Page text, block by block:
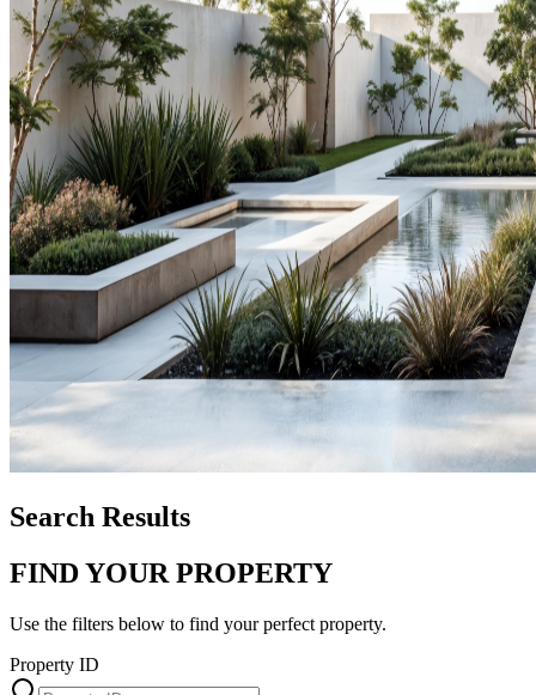
Search Results
FIND YOUR PROPERTY
Use the filters below to find your perfect property.
Property ID